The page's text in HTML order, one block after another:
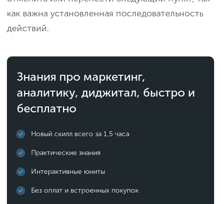
как важна установленная последовательность
действий.
Знания про маркетинг,
аналитику, диджитал, быстро и
бесплатно
Новый скилл всего за 1,5 часа
Практические знания
Интерактивные юниты
Без оплат и встроенных покупок